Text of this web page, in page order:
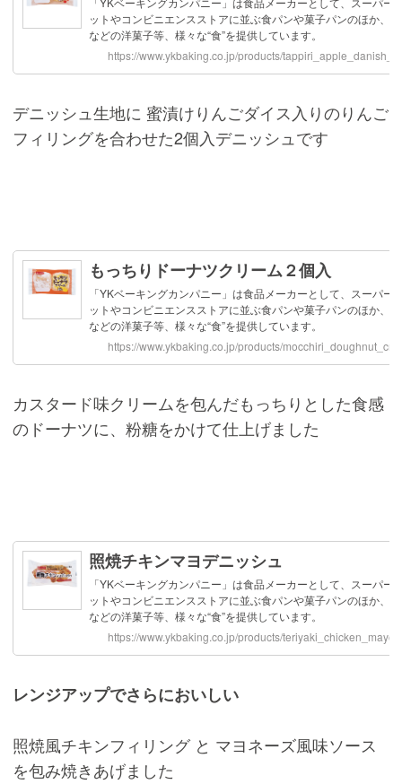
デニッシュ生地に 蜜漬けりんごダイス入りのりんご
フィリングを合わせた2個入デニッシュです
カスタード味クリームを包んだもっちりとした食感
のドーナツに、粉糖をかけて仕上げました
レンジアップでさらにおいしい
照焼風チキンフィリング と マヨネーズ風味ソース
を包み焼きあげました